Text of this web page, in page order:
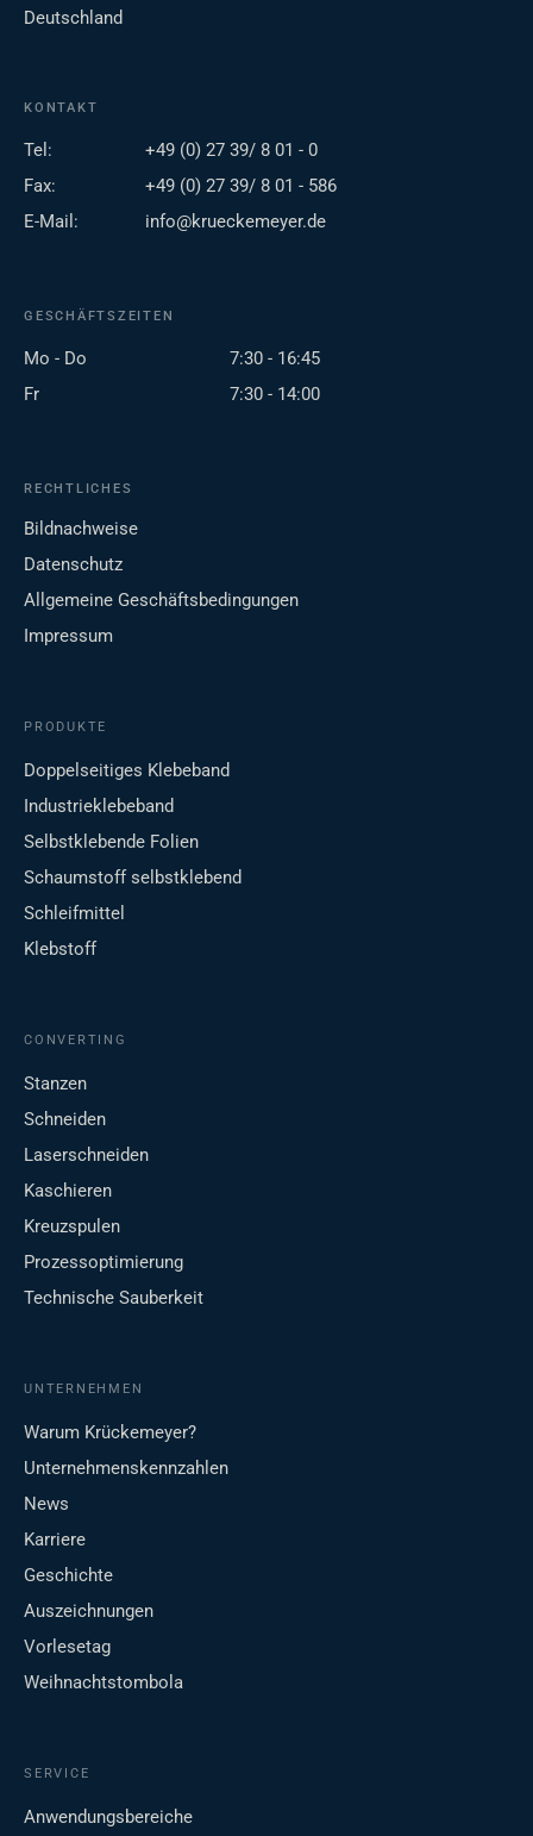
Deutschland
KONTAKT
Tel:
+49 (0) 27 39/ 8 01 - 0
Fax:
+49 (0) 27 39/ 8 01 - 586
E-Mail:
info@krueckemeyer.de
GESCHÄFTSZEITEN
Mo - Do
7:30 - 16:45
Fr
7:30 - 14:00
RECHTLICHES
Bildnachweise
Datenschutz
Allgemeine Geschäftsbedingungen
Impressum
PRODUKTE
Doppelseitiges Klebeband
Industrieklebeband
Selbstklebende Folien
Schaumstoff selbstklebend
Schleifmittel
Klebstoff
CONVERTING
Stanzen
Schneiden
Laserschneiden
Kaschieren
Kreuzspulen
Prozessoptimierung
Technische Sauberkeit
UNTERNEHMEN
Warum Krückemeyer?
Unternehmenskennzahlen
News
Karriere
Geschichte
Auszeichnungen
Vorlesetag
Weihnachtstombola
SERVICE
Anwendungsbereiche